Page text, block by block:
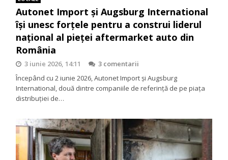
Autonet Import și Augsburg International
își unesc forțele pentru a construi liderul
național al pieței aftermarket auto din
România
3 iunie 2026, 14:11
3 comentarii
Începând cu 2 iunie 2026, Autonet Import și Augsburg
International, două dintre companiile de referință de pe piața
distribuției de…